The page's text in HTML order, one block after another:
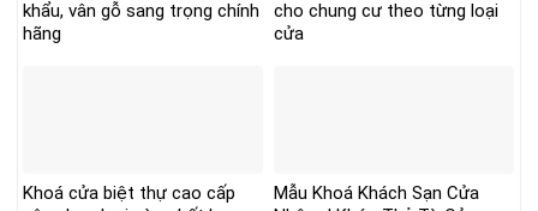
khẩu, vân gỗ sang trọng chính
hãng
cho chung cư theo từng loại
cửa
Khoá cửa biệt thự cao cấp
Mẫu Khoá Khách Sạn Cửa